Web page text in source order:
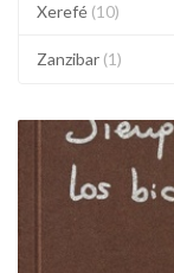
Xerefé (10)
Zanzibar (1)